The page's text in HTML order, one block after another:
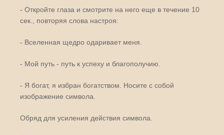
- Откройте глаза и смотрите на него еще в течение 10
сек., повторяя слова настроя:
- Вселенная щедро одаривает меня.
- Мой путь - путь к успеху и благополучию.
- Я богат, я избран богатством. Носите с собой
изображение символа.
Обряд для усиления действия символа.